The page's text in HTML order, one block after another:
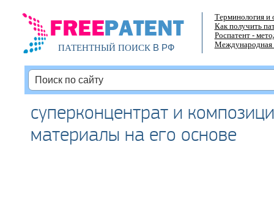
ПАТЕНТНЫЙ ПОИСКВ РФ
Терминология и
Как получить
Роспатент -
Международная
суперконцентрат и
материалы на его основе